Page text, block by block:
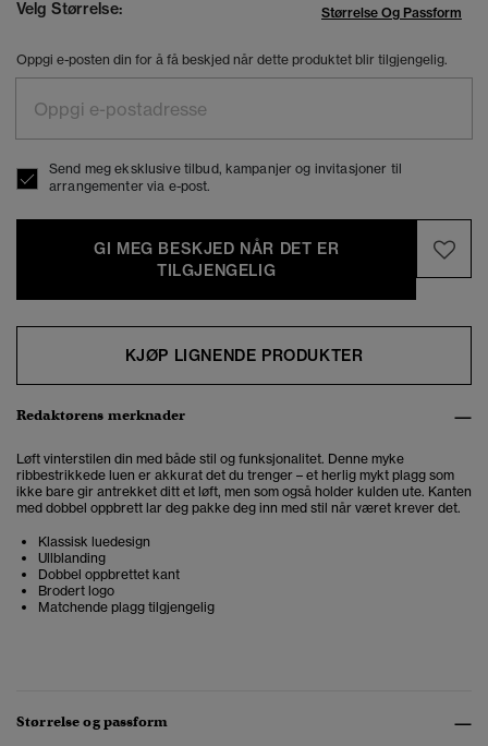
Velg Størrelse: Størrelse Og Passform
Oppgi e-posten din for å få beskjed når dette produktet blir tilgjengelig.
Send meg eksklusive tilbud, kampanjer og invitasjoner til
arrangementer via e-post.
GI MEG BESKJED NÅR DET ER
TILGJENGELIG
KJØP LIGNENDE PRODUKTER
Redaktørens merknader
Løft vinterstilen din med både stil og funksjonalitet. Denne myke
ribbestrikkede luen er akkurat det du trenger – et herlig mykt plagg som
ikke bare gir antrekket ditt et løft, men som også holder kulden ute. Kanten
med dobbel oppbrett lar deg pakke deg inn med stil når været krever det.
Klassisk luedesign
Ullblanding
Dobbel oppbrettet kant
Brodert logo
Matchende plagg tilgjengelig
Størrelse og passform